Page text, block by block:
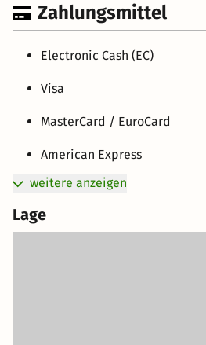
Zahlungsmittel
Electronic Cash (EC)
Visa
MasterCard / EuroCard
American Express
weitere anzeigen
Lage